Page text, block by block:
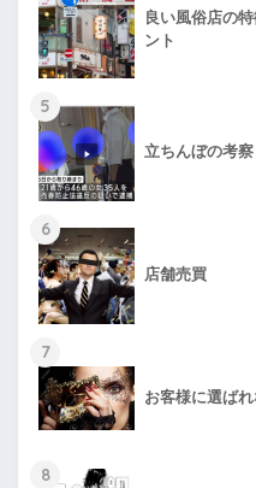
良い風俗店の
ント
5
立ちんぼの考察
6
店舗売買
7
お客様に選ば
8